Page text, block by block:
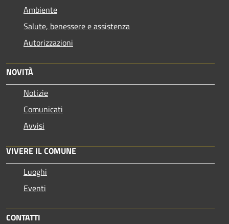
Ambiente
Salute, benessere e assistenza
Autorizzazioni
NOVITÀ
Notizie
Comunicati
Avvisi
VIVERE IL COMUNE
Luoghi
Eventi
CONTATTI